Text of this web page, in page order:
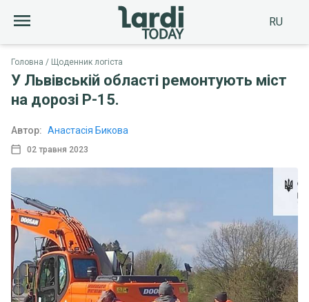
RU
Головна Щоденник логіста
У Львівській області ремонтують міст
на дорозі Р-15.
02 травня 2023
Автор: Анастасія Бикова